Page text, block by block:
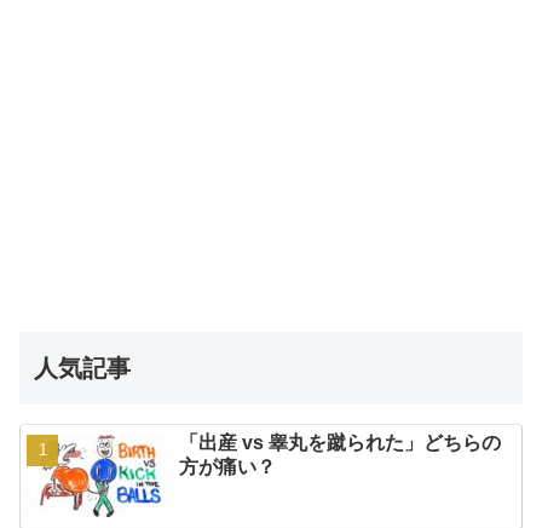
人気記事
「出産 vs 睾丸を蹴られた」どちらの
方が痛い？